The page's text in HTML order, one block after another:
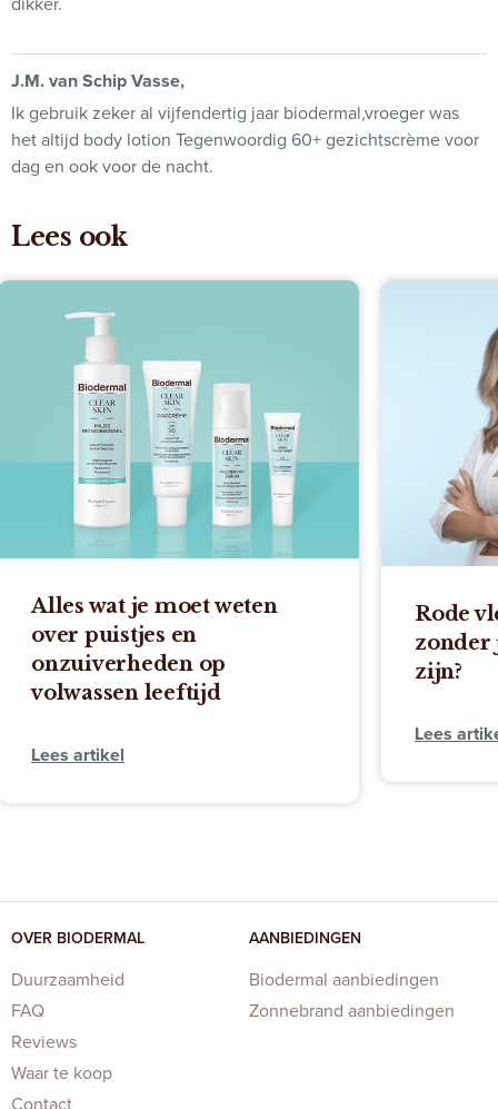
J.M. van Schip Vasse,
Ik gebruik zeker al vijfendertig jaar biodermal,vroeger was
het altijd body lotion Tegenwoordig 60+ gezichtscrème voor
dag en ook voor de nacht.
Lees ook
Rode vlekken op de huid
zonder jeuk: wat kan het
zijn?
OVER BIODERMAL
Duurzaamheid
FAQ
Reviews
Waar te koop
Contact
AANBIEDINGEN
Biodermal aanbiedingen
Zonnebrand aanbiedingen